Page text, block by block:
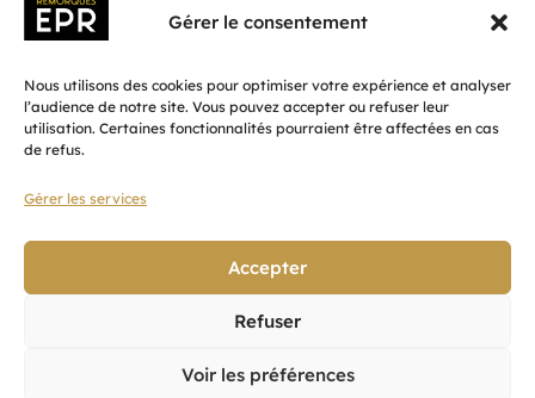
Gérer le consentement
Nous utilisons des cookies pour optimiser votre expérience et analyser
l’audience de notre site. Vous pouvez accepter ou refuser leur
utilisation. Certaines fonctionnalités pourraient être affectées en cas
de refus.
Gérer les services
Accepter
Refuser
Voir les préférences